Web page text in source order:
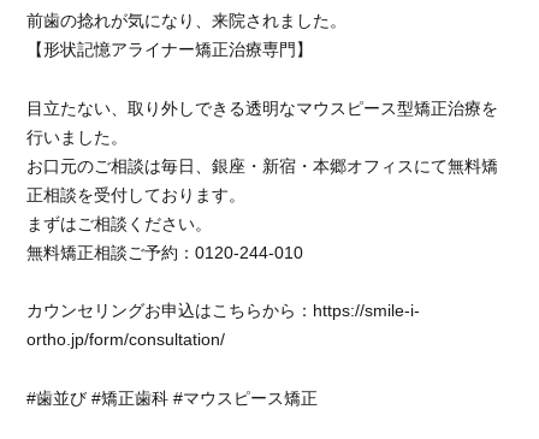
矯
正
を
タ
し
由
い
前歯の捻れが気になり、来院されました。
【形状記憶アライナー矯正治療専門】
目立たない、取り外しできる透明なマウスピース型矯正治療を
行いました。
お口元のご相談は毎日、銀座・新宿・本郷オフィスにて無料矯
正相談を受付しております。
まずはご相談ください。
無料矯正相談ご予約：0120-244-010
カウンセリングお申込はこちらから：https://smile-i-
ortho.jp/form/consultation/
#歯並び #矯正歯科 #マウスピース矯正